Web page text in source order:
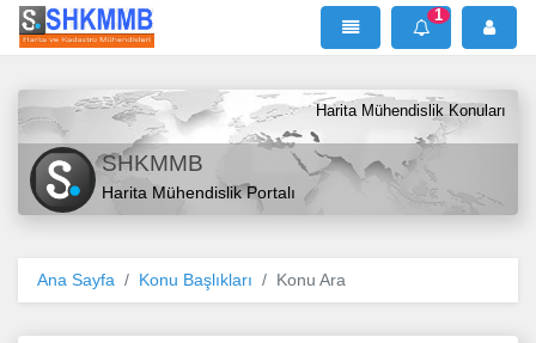
SHKMMB MenÜ Mesaj
1
Harita Mühendislik Konuları
SHKMMB
Harita Mühendislik Portalı
Ana Sayfa Konu Başlıkları Konu Ara